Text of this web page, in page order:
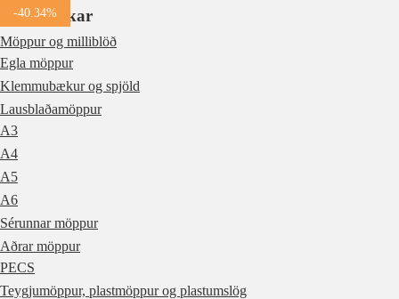
Vöruflokkar
Möppur og milliblöð
Egla möppur
Klemmubækur og spjöld
Lausblaðamöppur
A3
A4
A5
A6
Sérunnar möppur
Aðrar möppur
PECS
Teygjumöppur, plastmöppur og plastumslög
-40.34%